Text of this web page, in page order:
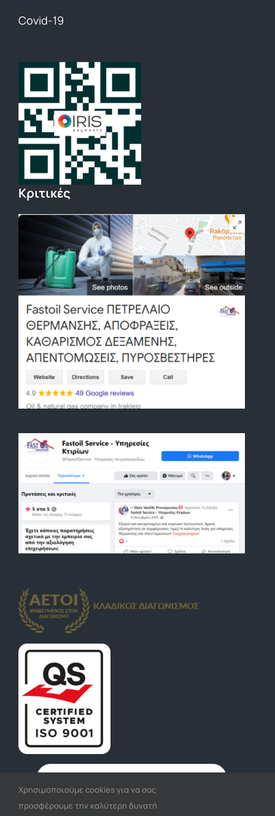
Covid-19
Κριτικές
Χρησιμοποιούμε cookies για να σας
προσφέρουμε την καλύτερη δυνατή